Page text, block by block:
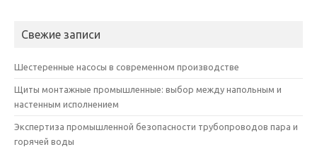
Свежие записи
Шестеренные насосы в современном производстве
Щиты монтажные промышленные: выбор между напольным и
настенным исполнением
Экспертиза промышленной безопасности трубопроводов пара и
горячей воды